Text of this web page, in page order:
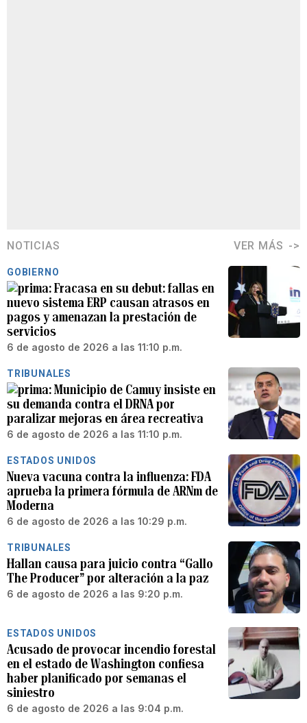
NOTICIAS VER MÁS
GOBIERNO
Fracasa en su debut: fallas en
nuevo sistema ERP causan atrasos en
pagos y amenazan la prestación de
servicios
6 de agosto de 2026 a las 11:10 p.m.
TRIBUNALES
Municipio de Camuy insiste en
su demanda contra el DRNA por
paralizar mejoras en área recreativa
6 de agosto de 2026 a las 11:10 p.m.
ESTADOS UNIDOS
Nueva vacuna contra la influenza: FDA
aprueba la primera fórmula de ARNm de
Moderna
6 de agosto de 2026 a las 10:29 p.m.
TRIBUNALES
Hallan causa para juicio contra “Gallo
The Producer” por alteración a la paz
6 de agosto de 2026 a las 9:20 p.m.
ESTADOS UNIDOS
Acusado de provocar incendio forestal
en el estado de Washington confiesa
haber planificado por semanas el
siniestro
6 de agosto de 2026 a las 9:04 p.m.